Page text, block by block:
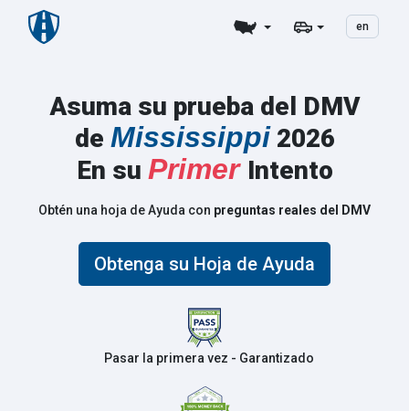
en
Asuma su prueba del DMV
de Mississippi2026
En su Primer Intento
Obtén una hoja de Ayuda con preguntas reales del DMV
Obtenga su Hoja de Ayuda
Pasar la primera vez - Garantizado